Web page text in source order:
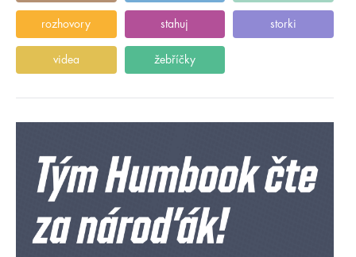
rozhovory stahuj storki
videa žebříčky